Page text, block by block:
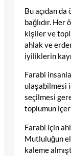
Bu açıdan da
bağlıdır. Her
kişiler ve
ahlak ve
iyiliklerin
Farabi
ulaşabilmesi
seçilmesi
toplumun
Farabi için
Mutluluğun
kaleme